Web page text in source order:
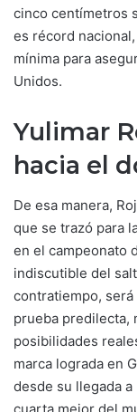
cinco centímetros
es récord
mínima para
Unidos.
Yulimar
hacia el
De esa manera,
que se trazó para
en el campeonato
indiscutible del
contratiempo, será
prueba predilecta,
posibilidades
marca lograda en
desde su llegada